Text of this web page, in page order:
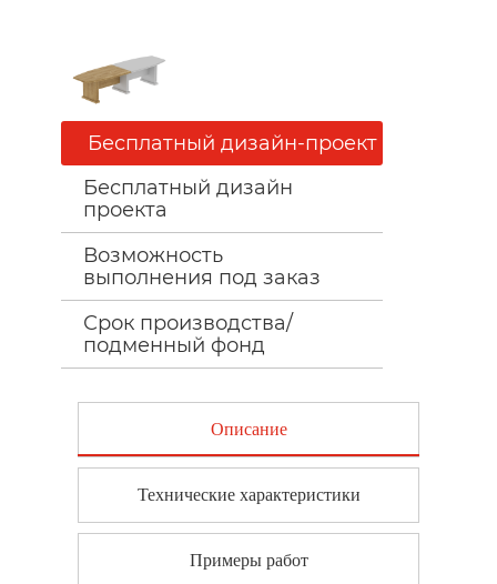
Бесплатный дизайн-проект
Бесплатный дизайн
проекта
Возможность
выполнения под заказ
Срок производства/
подменный фонд
Описание
Технические характеристики
Примеры работ